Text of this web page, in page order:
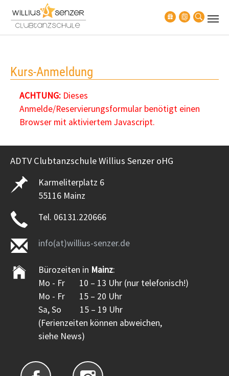
Zum Hauptinhalt springen
Kurs-Anmeldung
ACHTUNG:Dieses
Anmelde/Reservierungsformular benötigt einen
Browser mit aktiviertem Javascript.
ADTV Clubtanzschule Willius Senzer oHG
Karmeliterplatz 6
55116 Mainz
Tel. 06131.220666
info(at)willius-senzer.de
Bürozeiten in Mainz:
Mo - Fr 10 – 13 Uhr (nur telefonisch!)
Mo - Fr 15 – 20 Uhr
Sa, So 15 – 19 Uhr
(Ferienzeiten können abweichen,
siehe News)